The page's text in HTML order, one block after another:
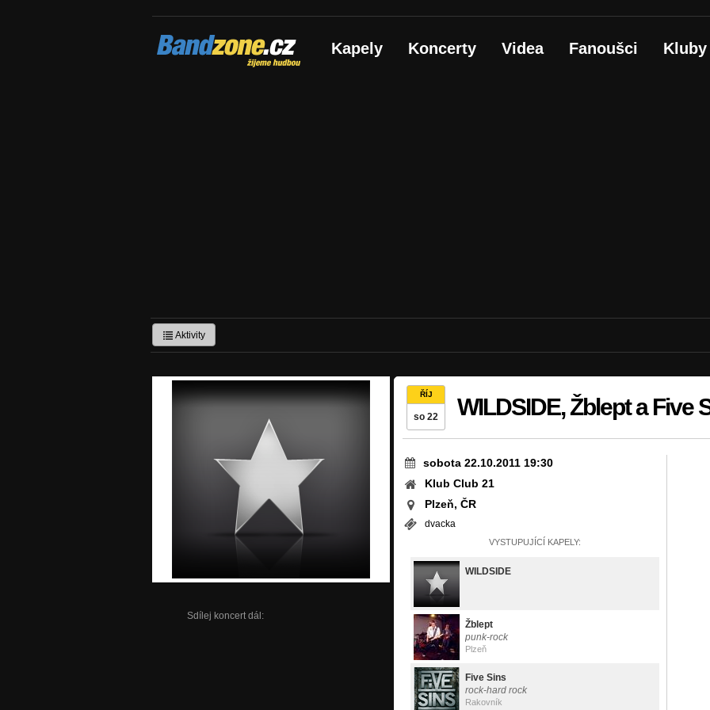
Bandzone.cz
žijeme hudbou Kapely Koncerty Videa Fanoušci Kluby
Aktivity
Sdílej koncert dál:
ŘÍJ
so 22 WILDSIDE, Žblept a Five
sobota 22.10.2011 19:30
Klub Club 21
Plzeň, ČR
dvacka
VYSTUPUJÍCÍ KAPELY:
WILDSIDE
Žblept
punk-rock
Plzeň
Five Sins
rock-hard rock
Rakovník